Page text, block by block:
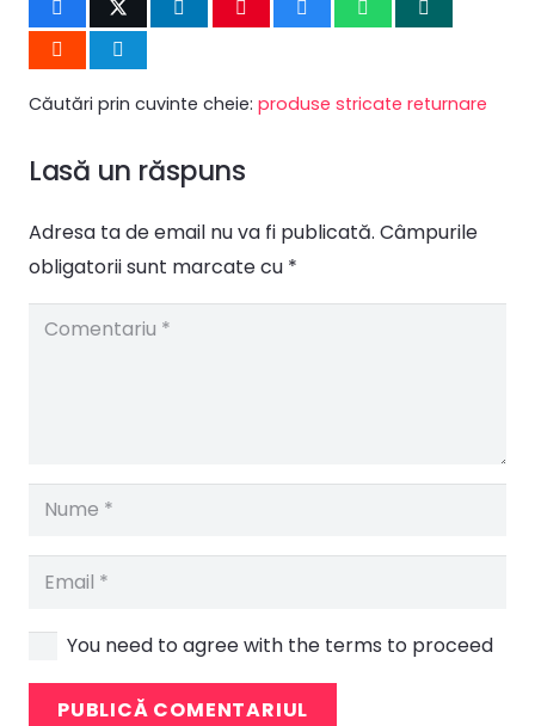
Căutări prin cuvinte cheie: produse stricate returnare
Lasă un răspuns
Adresa ta de email nu va fi publicată. Câmpurile
obligatorii sunt marcate cu *
You need to agree with the terms to proceed
PUBLICĂ COMENTARIUL